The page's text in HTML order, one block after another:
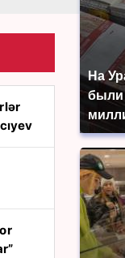
На
были